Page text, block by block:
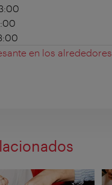
en los alrededores